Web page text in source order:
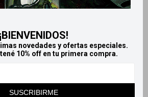
¡BIENVENIDOS!
novedades y ofertas especiales.
10% off en tu primera compra.
SUSCRIBIRME